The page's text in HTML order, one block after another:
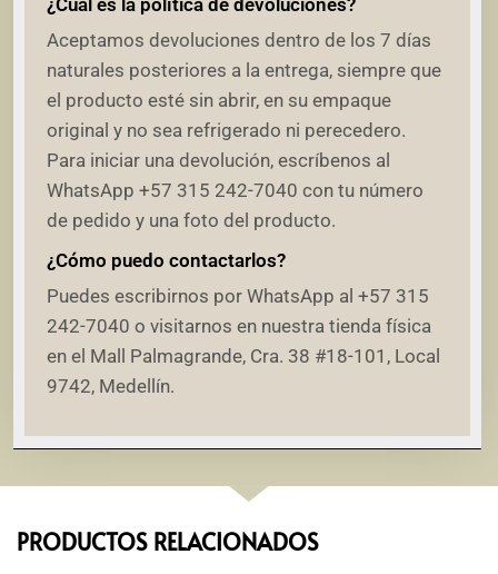
Aceptamos devoluciones dentro de los 7 días
naturales posteriores a la entrega, siempre que
el producto esté sin abrir, en su empaque
original y no sea refrigerado ni perecedero.
Para iniciar una devolución, escríbenos al
WhatsApp +57 315 242-7040 con tu número
de pedido y una foto del producto.
¿Cómo puedo contactarlos?
Puedes escribirnos por WhatsApp al +57 315
242-7040 o visitarnos en nuestra tienda física
en el Mall Palmagrande, Cra. 38 #18-101, Local
9742, Medellín.
PRODUCTOS RELACIONADOS